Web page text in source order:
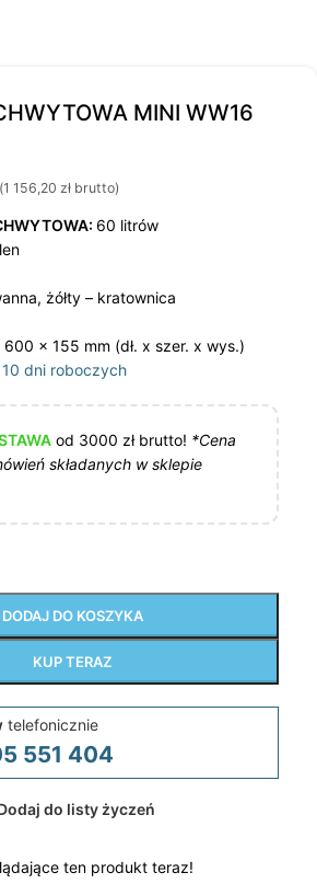
MINI WW16
1 156,20 zł brutto)
60 litrów
żółty – kratownica
x 155 mm (dł. x szer. x wys.)
dni roboczych
od 3000 zł brutto! *Cena
składanych w sklepie
DODAJ DO KOSZYKA
KUP TERAZ
telefonicznie
551 404
do listy życzeń
ten produkt teraz!